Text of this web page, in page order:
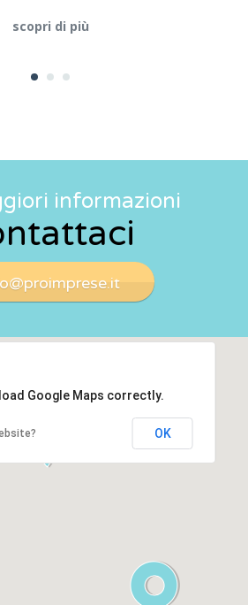
scopri di più
informazioni
Google Maps correctly.
OK